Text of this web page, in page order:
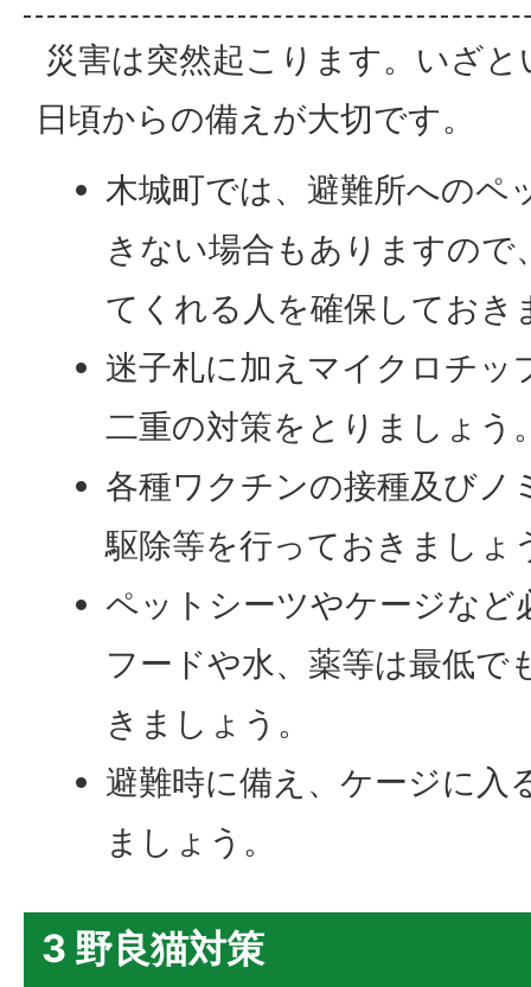
災害は突然起こります。いざ
日頃からの備えが大切です。
木城町では、避難所へのペ
きない場合もありますので
てくれる人を確保しておき
迷子札に加えマイクロチッ
二重の対策をとりましょう
各種ワクチンの接種及びノ
駆除等を行っておきましょ
ペットシーツやケージなど
フードや水、薬等は最低で
きましょう。
避難時に備え、ケージに入
ましょう。
3 野良猫対策